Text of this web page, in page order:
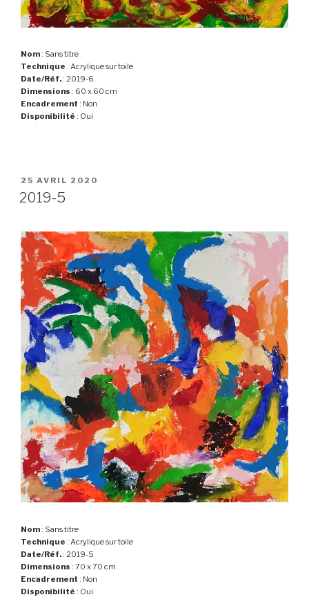
Nom : Sans titre
Technique : Acrylique sur toile
Date/Réf. : 2019-6
Dimensions : 60 x 60 cm
Encadrement : Non
Disponibilité : Oui
PUBLIÉ
LE
25 AVRIL 2020
2019-5
Nom : Sans titre
Technique : Acrylique sur toile
Date/Réf. : 2019-5
Dimensions : 70 x 70 cm
Encadrement : Non
Disponibilité : Oui